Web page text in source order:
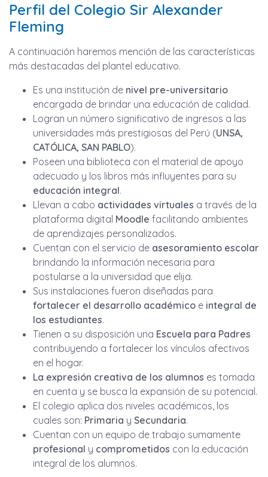
Perfil del Colegio Sir Alexander
Fleming
A continuación haremos mención de las características
más destacadas del plantel educativo.
Es una institución de nivel pre-universitario
encargada de brindar una educación de calidad.
Logran un número significativo de ingresos a las
universidades más prestigiosas del Perú (UNSA,
CATÓLICA, SAN PABLO).
Poseen una biblioteca con el material de apoyo
adecuado y los libros más influyentes para su
educación integral.
Llevan a cabo actividades virtuales a través de la
plataforma digital Moodle facilitando ambientes
de aprendizajes personalizados.
Cuentan con el servicio de asesoramiento escolar
brindando la información necesaria para
postularse a la universidad que elija.
Sus instalaciones fueron diseñadas para
fortalecer el desarrollo académico e integral de
los estudiantes.
Tienen a su disposición una Escuela para Padres
contribuyendo a fortalecer los vínculos afectivos
en el hogar.
La expresión creativa de los alumnos es tomada
en cuenta y se busca la expansión de su potencial.
El colegio aplica dos niveles académicos, los
cuales son: Primaria y Secundaria.
Cuentan con un equipo de trabajo sumamente
profesional y comprometidos con la educación
integral de los alumnos.